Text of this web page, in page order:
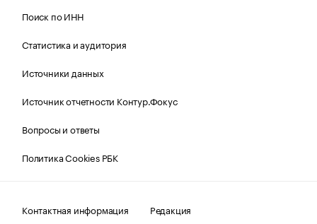
Поиск по ИНН
Статистика и аудитория
Источники данных
Источник отчетности Контур.Фокус
Вопросы и ответы
Политика Cookies РБК
Контактная информация Редакция